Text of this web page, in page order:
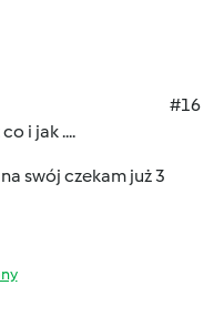
#16
i jak ....
swój czekam już 3